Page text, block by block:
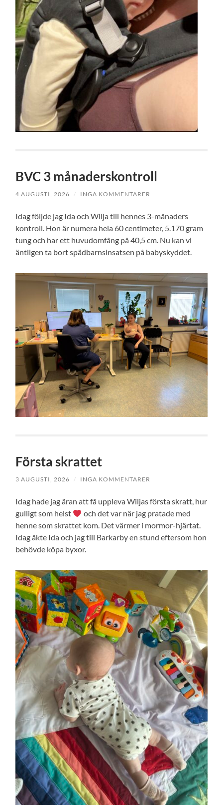
BVC 3 månaderskontroll
4 AUGUSTI, 2026 / INGA KOMMENTARER
Idag följde jag Ida och Wilja till hennes 3-månaders
kontroll. Hon är numera hela 60 centimeter, 5.170 gram
tung och har ett huvudomfång på 40,5 cm. Nu kan vi
äntligen ta bort spädbarnsinsatsen på babyskyddet.
Första skrattet
3 AUGUSTI, 2026 / INGA KOMMENTARER
Idag hade jag äran att få uppleva Wiljas första skratt, hur
gulligt som helst
och det var när jag pratade med
henne som skrattet kom. Det värmer i mormor-hjärtat.
Idag åkte Ida och jag till Barkarby en stund eftersom hon
behövde köpa byxor.